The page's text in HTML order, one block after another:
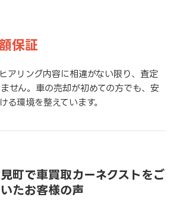
保証
アリング内容に相違がない限り、査定
せん。車の売却が初めての方でも、安
る環境を整えています。
町で車買取カーネクストをご
たお客様の声